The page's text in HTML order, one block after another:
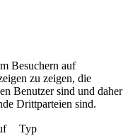
Besuchern auf
zu zeigen, die
Benutzer sind und daher
Drittparteien sind.
Typ